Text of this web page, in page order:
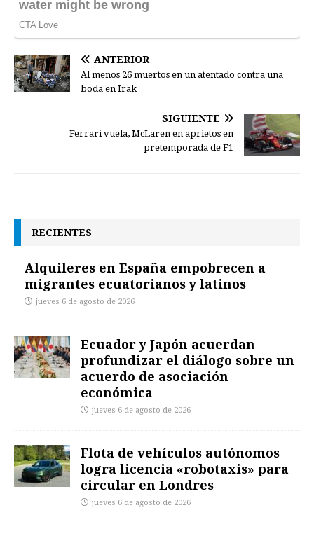
ANTERIOR
Al menos 26 muertos en un atentado contra una
boda en Irak
SIGUIENTE
Ferrari vuela, McLaren en aprietos en
pretemporada de F1
RECIENTES
Alquileres en España empobrecen a
migrantes ecuatorianos y latinos
jueves 6 de agosto de 2026
Ecuador y Japón acuerdan
profundizar el diálogo sobre un
acuerdo de asociación
económica
jueves 6 de agosto de 2026
Flota de vehículos autónomos
logra licencia «robotaxis» para
circular en Londres
jueves 6 de agosto de 2026